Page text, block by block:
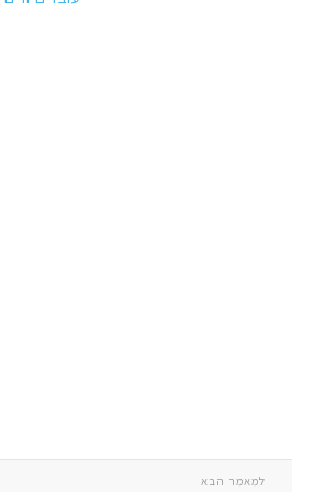
למאמר הבא